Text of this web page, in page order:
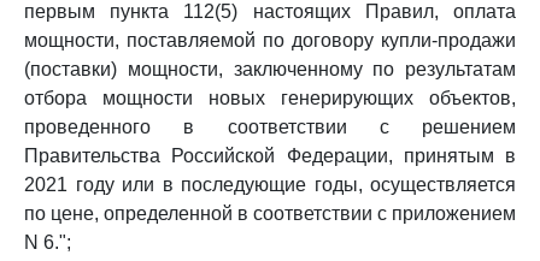
первым пункта 112(5) настоящих Правил, оплата
мощности, поставляемой по договору купли-продажи
(поставки) мощности, заключенному по результатам
отбора мощности новых генерирующих объектов,
проведенного в соответствии с решением
Правительства Российской Федерации, принятым в
2021 году или в последующие годы, осуществляется
по цене, определенной в соответствии с приложением
N 6.";